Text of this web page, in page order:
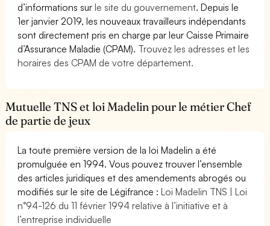
d’informations surle site du gouvernement. Depuis le
1er janvier 2019, les nouveaux travailleurs indépendants
sont directement pris en charge par leur Caisse Primaire
d’Assurance Maladie (CPAM). Trouvez les adresses et les
horaires des CPAM de votre département.
Mutuelle TNS et loi Madelin pour le métier Chef
de partie de jeux
La toute première version de la loi Madelin a été
promulguée en 1994. Vous pouvez trouver l’ensemble
des articles juridiques et des amendements abrogés ou
modifiés sur le site de Légifrance :Loi Madelin TNS | Loi
n°94-126 du 11 février 1994 relative à l’initiative et à
l’entreprise individuelle